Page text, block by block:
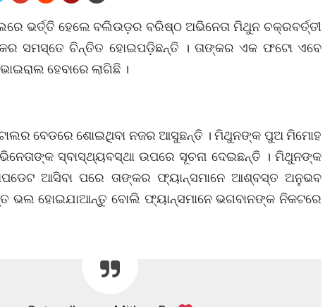
ଭର୍ତ୍ତି ହେଲେ ବଲିଉଡ଼ର ବରିଷ୍ଠ ଅଭିନେତା ମିଥୁନ ଚକ୍ରବର୍ତ୍ତୀ
ସମସ୍ତେ ଚିନ୍ତିତ ହୋଇପଡ଼ିଛନ୍ତି । ତାଙ୍କର ଏକ ଫଟୋ ଏବେ
ହେବାରେ ଲାଗିଛି ।
ବେଡରେ ଶୋଇଥିବା ନଜର ଆସୁଛନ୍ତି । ମିଥୁନଙ୍କ ପୁଅ ମିମୋହ
ସ୍ବାସ୍ଥ୍ୟବସ୍ଥା ଉପରେ ସୂଚନା ଦେଇଛନ୍ତି । ମିଥୁନଙ୍କ
ଆସିବା ପରେ ତାଙ୍କର ଫ୍ୟାନ୍ସମାନେ ଆଶ୍ବସ୍ତ ଅନୁଭବ
ଭଲ ହୋଇଯାଆନ୍ତୁ ବୋଲି ଫ୍ୟାନ୍ସମାନେ ଭଗବାନଙ୍କ ନିକଟରେ